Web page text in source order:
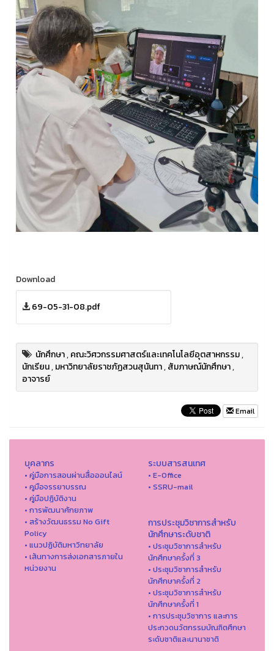
Download
69-05-31-08.pdf
นักศึกษา,คณะวิศวกรรมศาสตร์และเทคโนโลยีอุตสาหกรรม,
นักเรียน,มหาวิทยาลัยราชภัฏสวนสุนันทา,สัมภาษณ์นักศึกษา,
อาจารย์
Email
บุคลากร
• คู่มือการสอนผ่านสื่อออนไลน์
• คูมือจรรยาบรรณ
• คู่มือปฏิบัติงาน
• การพัฒนาศักยภาพ
• สร้างวัฒนธรรม No Gift
Policy
• แนวปฏิบัติมหาวิทยาลัย
• เส้นทางการส่งเอกสารภายใน
หน่วยงาน
ระบบสารสนเทศ
• E-Office
• SSRU-mail
การประชุมวิชาการสำหรับ
นักศึกษาระดับชาติ
• ประชุมวิชาการสำหรับ
นักศึกษาครั้งที่ 3
• ประชุมวิชาการสำหรับ
นักศึกษาครั้งที่ 2
• ประชุมวิชาการสำหรับ
นักศึกษาครั้งที่ 1
• การประชุมวิชาการ และการ
ประกวดนวัตกรรมบัณฑิตศึกษา
ระดับชาติและนานาชาติ